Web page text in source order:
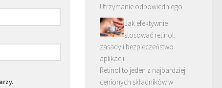
Utrzymanie odpowiedniego …
Jak efektywnie
stosować retinol:
zasady i bezpieczeństwo
aplikacji
Retinol to jeden z najbardziej
cenionych składników w